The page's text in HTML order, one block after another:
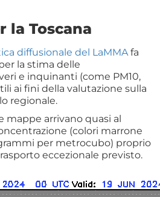
la Toscana
diffusionale del LaMMAfa
la stima delle
e inquinanti (come PM10,
ai fini della valutazione sulla
regionale.
mappe arrivano quasi al
(colori marrone
per metrocubo) proprio
eccezionale previsto.